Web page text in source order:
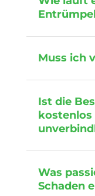
Muss ich
Ist die
kostenlos
Was
Schaden